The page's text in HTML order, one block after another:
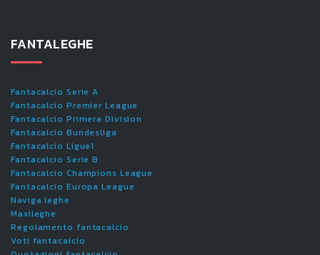
FANTALEGHE
Fantacalcio Serie A
Fantacalcio Premier League
Fantacalcio Primera Division
Fantacalcio Bundesliga
Fantacalcio Ligue1
Fantacalcio Serie B
Fantacalcio Champions League
Fantacalcio Europa League
Naviga leghe
Maxileghe
Regolamento fantacalcio
Voti fantacalcio